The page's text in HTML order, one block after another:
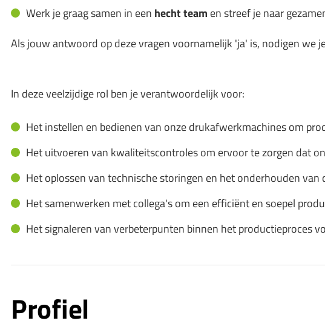
Werk je graag samen in een hecht team en streef je naar
Als jouw antwoord op deze vragen voornamelijk 'ja' is, nodigen we
In deze veelzijdige rol ben je verantwoordelijk voor:
Het instellen en bedienen van onze drukafwerkmachines om
Het uitvoeren van kwaliteitscontroles om ervoor te zorgen dat
Het oplossen van technische storingen en het onderhouden van
Het samenwerken met collega's om een efficiënt en soepel
Het signaleren van verbeterpunten binnen het productieproces
Profiel